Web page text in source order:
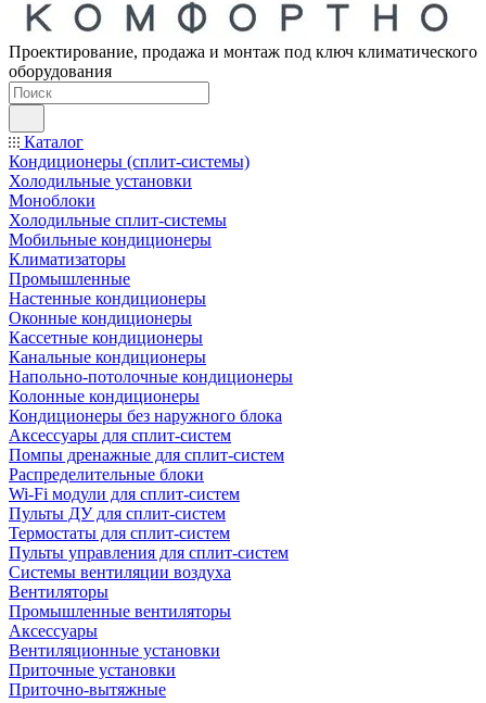
Проектирование, продажа и монтаж под ключ климатического
оборудования
Каталог
Кондиционеры (сплит-системы)
Холодильные установки
Моноблоки
Холодильные сплит-системы
Мобильные кондиционеры
Климатизаторы
Промышленные
Настенные кондиционеры
Оконные кондиционеры
Кассетные кондиционеры
Канальные кондиционеры
Напольно-потолочные кондиционеры
Колонные кондиционеры
Кондиционеры без наружного блока
Аксессуары для сплит-систем
Помпы дренажные для сплит-систем
Распределительные блоки
Wi-Fi модули для сплит-систем
Пульты ДУ для сплит-систем
Термостаты для сплит-систем
Пульты управления для сплит-систем
Системы вентиляции воздуха
Вентиляторы
Промышленные вентиляторы
Аксессуары
Вентиляционные установки
Приточные установки
Приточно-вытяжные